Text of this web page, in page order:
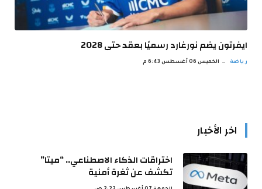
ايفرتون يضم نورغارد رسميًا بعقد حتى 2028
رياضة الخميس 06 أغسطس 6:43 م
اخر الأخبار
اختراقات الذكاء الاصطناعي.. “ميتا”
تكشف عن ثغرة أمنية